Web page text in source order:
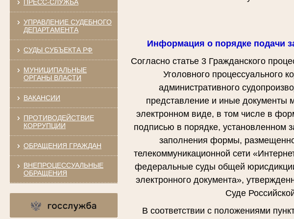
ПРЕСС-СЛУЖБА
УПРАВЛЕНИЕ СУДЕБНОГО
ДЕПАРТАМЕНТА
СУДЫ СУБЪЕКТА РФ
МУНИЦИПАЛЬНЫЕ
ОРГАНЫ ВЛАСТИ
ВАКАНСИИ
ПРОТИВОДЕЙСТВИЕ
КОРРУПЦИИ
ОБРАЩЕНИЯ ГРАЖДАН
ВНЕПРОЦЕССУАЛЬНЫЕ
ОБРАЩЕНИЯ
Информация о порядке подачи
Согласно статье 3 Гражданского
Уголовного процессуального
административного
представление и иные документы
электронном виде, в том числе в
подписью в порядке, установленном
заполнения формы,
телекоммуникационной сети
федеральные суды общей
электронного документа»,
Суде
В соответствии с положениями